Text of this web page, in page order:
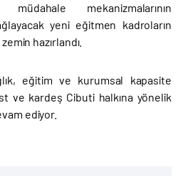
mekanizmalarının
yeni eğitmen kadroların
hazırlandı.
eğitim ve kurumsal kapasite
ve kardeş Cibuti halkına yönelik
ediyor.